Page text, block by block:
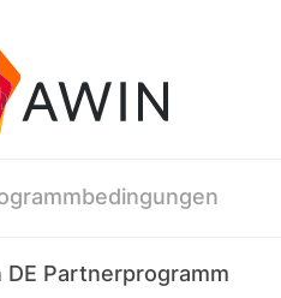
DE Partnerprogramm